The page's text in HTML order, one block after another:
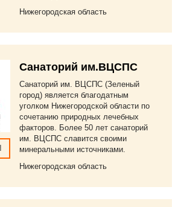
Нижегородская область
Санаторий им.ВЦСПС
Санаторий им. ВЦСПС (Зеленый
город) является благодатным
уголком Нижегородской области по
сочетанию природных лечебных
факторов. Более 50 лет санаторий
им. ВЦСПС славится своими
минеральными источниками.
Нижегородская область